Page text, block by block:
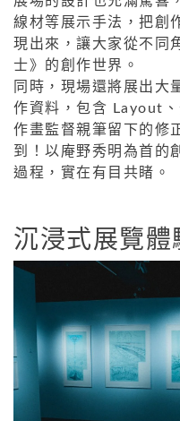
線材等展示手法，把創
現出來，讓大家從不同
士》的創作世界。
同時，現場還將展出大
作資料，包含 Layout
作畫監督親筆留下的修
到！以庵野秀明為首的
過程，實在有目共睹。
沉浸式展覽體